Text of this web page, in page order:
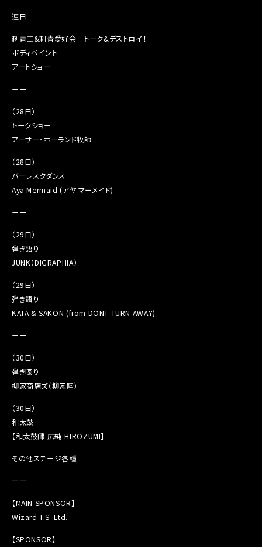
連日
刺青王&刺青愛好会 トーク&デストロイ！
ボディペイント
アートショー
ーー
（28日）
トークショー
アーサー･ホーランド牧師
（28日）
バーレスクダンス
Aya Mermaid (アヤ マーメイド)
ーー
（29日）
弾き語り
JUNK（DIGRAPHIA）
（29日）
弾き語り
KATA & SAKON (from DONT TURN AWAY)
ーー
（30日）
弾き喋り
柳家商店ズ（柳家睦）
（30日）
和太鼓
【和太鼓師 広純-HIROZUMI】
その他ステージ各種
ーー
【MAIN SPONSOR】
Wizard T.S .Ltd.
【SPONSOR】